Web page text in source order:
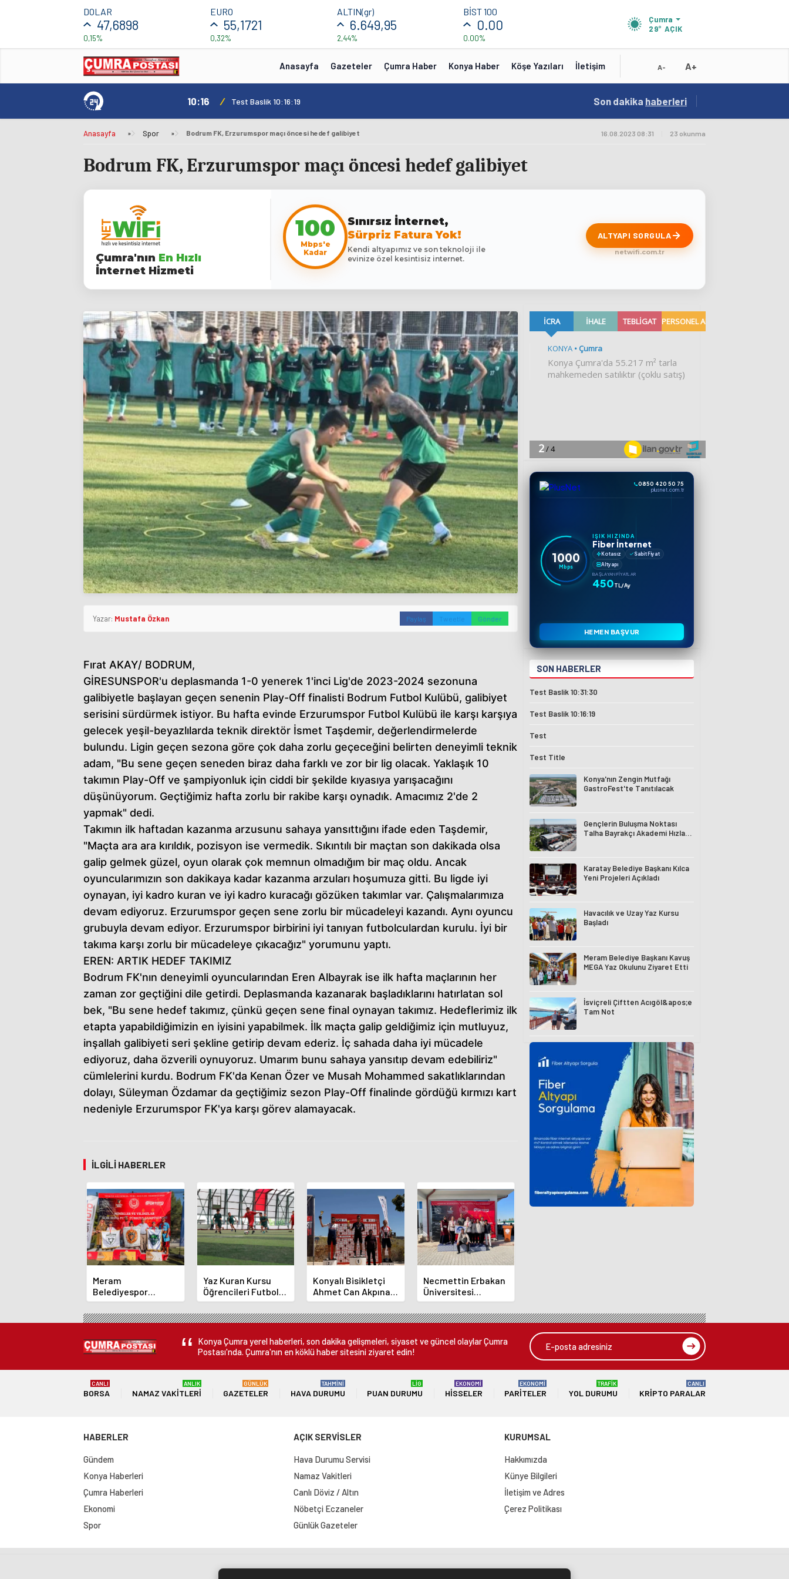
DOLAR
47,6898
0,15%
EURO
55,1721
0,32%
ALTIN(gr)
6.649,95
2,44%
BİST 100
0.00
0.00%
Çumra
29° AÇIK
Anasayfa Gazeteler Çumra Haber Konya Haber Köşe Yazıları İletişim A- A+
10:16 / Test Baslik 10:16:19 15:41 / Test
Son dakika haberleri
Anasayfa » Spor » Bodrum FK, Erzurumspor maçı öncesi hedef galibiyet 16.08.2023 08:31 23 okunma
Bodrum FK, Erzurumspor maçı öncesi hedef galibiyet
Çumra'nın En Hızlı
İnternet Hizmeti
100
Mbps'e
Kadar
Sınırsız İnternet,
Sürpriz Fatura Yok!
Kendi altyapımız ve son teknoloji ile
evinize özel kesintisiz internet.
ALTYAPI SORGULA
netwifi.com.tr
Yazar: Mustafa Özkan Paylaş Tweetle Gönder
Fırat AKAY/ BODRUM,
GİRESUNSPOR'u deplasmanda 1-0 yenerek 1'inci Lig'de 2023-2024 sezonuna
galibiyetle başlayan geçen senenin Play-Off finalisti Bodrum Futbol Kulübü, galibiyet
serisini sürdürmek istiyor. Bu hafta evinde Erzurumspor Futbol Kulübü ile karşı karşıya
gelecek yeşil-beyazlılarda teknik direktör İsmet Taşdemir, değerlendirmelerde
bulundu. Ligin geçen sezona göre çok daha zorlu geçeceğini belirten deneyimli teknik
adam, "Bu sene geçen seneden biraz daha farklı ve zor bir lig olacak. Yaklaşık 10
takımın Play-Off ve şampiyonluk için ciddi bir şekilde kıyasıya yarışacağını
düşünüyorum. Geçtiğimiz hafta zorlu bir rakibe karşı oynadık. Amacımız 2'de 2
yapmak" dedi.
Takımın ilk haftadan kazanma arzusunu sahaya yansıttığını ifade eden Taşdemir,
"Maçta ara ara kırıldık, pozisyon ise vermedik. Sıkıntılı bir maçtan son dakikada olsa
galip gelmek güzel, oyun olarak çok memnun olmadığım bir maç oldu. Ancak
oyuncularımızın son dakikaya kadar kazanma arzuları hoşumuza gitti. Bu ligde iyi
oynayan, iyi kadro kuran ve iyi kadro kuracağı gözüken takımlar var. Çalışmalarımıza
devam ediyoruz. Erzurumspor geçen sene zorlu bir mücadeleyi kazandı. Aynı oyuncu
grubuyla devam ediyor. Erzurumspor birbirini iyi tanıyan futbolculardan kurulu. İyi bir
takıma karşı zorlu bir mücadeleye çıkacağız" yorumunu yaptı.
EREN: ARTIK HEDEF TAKIMIZ
Bodrum FK'nın deneyimli oyuncularından Eren Albayrak ise ilk hafta maçlarının her
zaman zor geçtiğini dile getirdi. Deplasmanda kazanarak başladıklarını hatırlatan sol
bek, "Bu sene hedef takımız, çünkü geçen sene final oynayan takımız. Hedeflerimiz ilk
etapta yapabildiğimizin en iyisini yapabilmek. İlk maçta galip geldiğimiz için mutluyuz,
inşallah galibiyeti seri şekline getirip devam ederiz. İç sahada daha iyi mücadele
ediyoruz, daha özverili oynuyoruz. Umarım bunu sahaya yansıtıp devam edebiliriz"
cümlelerini kurdu. Bodrum FK'da Kenan Özer ve Musah Mohammed sakatlıklarından
dolayı, Süleyman Özdamar da geçtiğimiz sezon Play-Off finalinde gördüğü kırmızı kart
nedeniyle Erzurumspor FK'ya karşı görev alamayacak.
İLGILI HABERLER
Meram
Belediyespor
Okçuları Türkiye
Şampiyonası'ndan
Derecelerle Döndü
Yaz Kuran Kursu
Öğrencileri Futbol
Sahasında
Konyalı Bisikletçi
Ahmet Can Akpınar
Altın Madalyayı Aldı
Necmettin Erbakan
Üniversitesi
Geleneksel
Okçulukta Zirvede
0850 420 50 75
plusnet.com.tr
1000
Mbps
IŞIK HIZINDA
Fiber İnternet
Kotasız
Sabit Fiyat
Altyapı
BAŞLAYAN FIYATLAR
450TL/Ay
HEMEN BAŞVUR
SON HABERLER
Test Baslik 10:31:30
Test Baslik 10:16:19
Test
Test Title
Konya'nın Zengin Mutfağı
GastroFest'te Tanıtılacak
Gençlerin Buluşma Noktası
Talha Bayrakçı Akademi Hızla
Karatay Belediye Başkanı Kılca
Yeni Projeleri Açıkladı
Havacılık ve Uzay Yaz Kursu
Başladı
Meram Belediye Başkanı Kavuş
MEGA Yaz Okulunu Ziyaret Etti
İsviçreli Çiftten Acıgöl&apos;e
Tam Not
Konya Çumra yerel haberleri, son dakika gelişmeleri, siyaset ve güncel olaylar Çumra
Postası'nda. Çumra'nın en köklü haber sitesini ziyaret edin!
BORSA
CANLI
NAMAZ VAKITLERI
ANLIK
GAZETELER
GÜNLÜK
HAVA DURUMU
TAHMİNİ
PUAN DURUMU
LİG
HISSELER
EKONOMİ
PARITELER
EKONOMİ
YOL DURUMU
TRAFİK
KRIPTO PARALAR
CANLI
HABERLER
Gündem
Konya Haberleri
Çumra Haberleri
Ekonomi
Spor
AÇIK SERVİSLER
Hava Durumu Servisi
Namaz Vakitleri
Canlı Döviz / Altın
Nöbetçi Eczaneler
Günlük Gazeteler
KURUMSAL
Hakkımızda
Künye Bilgileri
İletişim ve Adres
Çerez Politikası